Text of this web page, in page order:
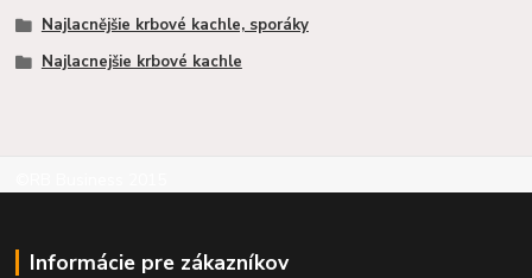
Najlacnějšie krbové kachle, sporáky
Najlacnejšie krbové kachle
Informácie pre zákazníkov